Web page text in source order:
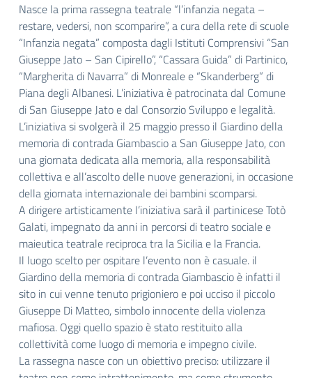
Nasce la prima rassegna teatrale “l’infanzia negata –
restare, vedersi, non scomparire”, a cura della rete di scuole
“Infanzia negata” composta dagli Istituti Comprensivi “San
Giuseppe Jato – San Cipirello”, “Cassara Guida” di Partinico,
“Margherita di Navarra” di Monreale e “Skanderberg” di
Piana degli Albanesi. L’iniziativa è patrocinata dal Comune
di San Giuseppe Jato e dal Consorzio Sviluppo e legalità.
L’iniziativa si svolgerà il 25 maggio presso il Giardino della
memoria di contrada Giambascio a San Giuseppe Jato, con
una giornata dedicata alla memoria, alla responsabilità
collettiva e all’ascolto delle nuove generazioni, in occasione
della giornata internazionale dei bambini scomparsi.
A dirigere artisticamente l’iniziativa sarà il partinicese Totò
Galati, impegnato da anni in percorsi di teatro sociale e
maieutica teatrale reciproca tra la Sicilia e la Francia.
Il luogo scelto per ospitare l’evento non è casuale. il
Giardino della memoria di contrada Giambascio è infatti il
sito in cui venne tenuto prigioniero e poi ucciso il piccolo
Giuseppe Di Matteo, simbolo innocente della violenza
mafiosa. Oggi quello spazio è stato restituito alla
collettività come luogo di memoria e impegno civile.
La rassegna nasce con un obiettivo preciso: utilizzare il